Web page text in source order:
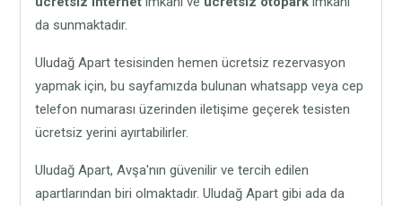
da sunmaktadır.
Uludağ Apart tesisinden hemen ücretsiz rezervasyon
yapmak için, bu sayfamızda bulunan whatsapp veya cep
telefon numarası üzerinden iletişime geçerek tesisten
ücretsiz yerini ayırtabilirler.
Uludağ Apart, Avşa'nın güvenilir ve tercih edilen
apartlarından biri olmaktadır. Uludağ Apart gibi ada da